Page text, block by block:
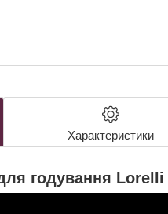
Характеристики
годування